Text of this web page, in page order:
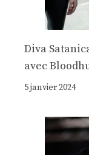
Diva
avec
5 janvier 2024